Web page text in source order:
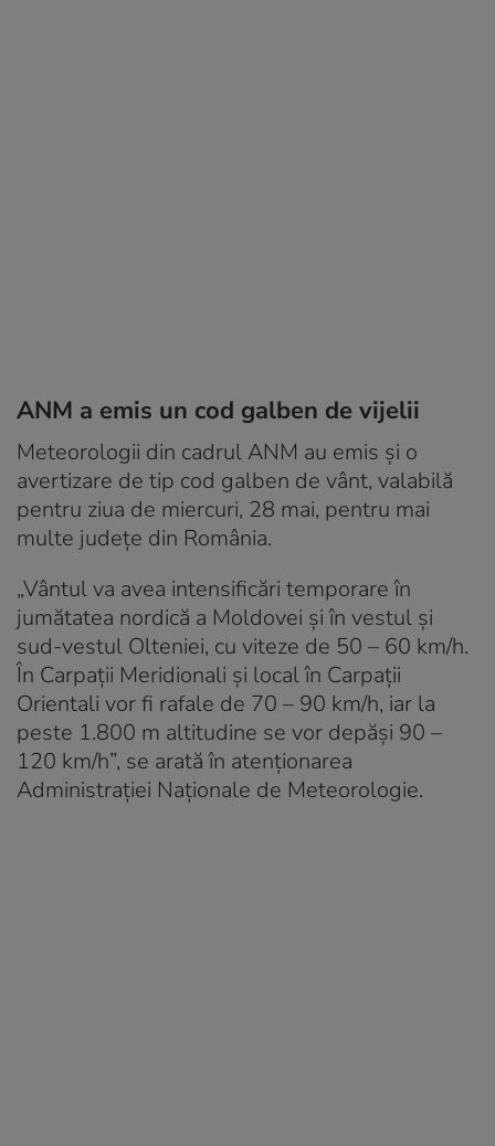
ANM a emis un cod galben de vijelii
Meteorologii din cadrul ANM au emis și o
avertizare de tip cod galben de vânt, valabilă
pentru ziua de miercuri, 28 mai, pentru mai
multe județe din România.
„Vântul va avea intensificări temporare în
jumătatea nordică a Moldovei și în vestul și
sud-vestul Olteniei, cu viteze de 50 – 60 km/h.
În Carpații Meridionali și local în Carpații
Orientali vor fi rafale de 70 – 90 km/h, iar la
peste 1.800 m altitudine se vor depăși 90 –
120 km/h”, se arată în atenționarea
Administrației Naționale de Meteorologie.